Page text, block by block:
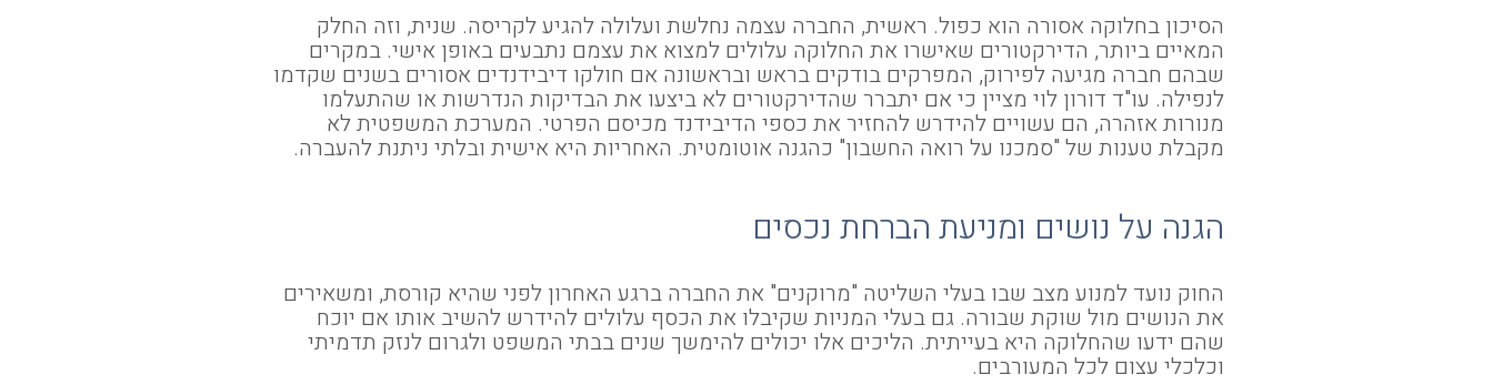
הסיכון בחלוקה אסורה הוא כפול. ראשית, החברה עצמה נחלשת ועלולה להגיע לקריסה. שנית, וזה החלק
המאיים ביותר, הדירקטורים שאישרו את החלוקה עלולים למצוא את עצמם נתבעים באופן אישי. במקרים
שבהם חברה מגיעה לפירוק, המפרקים בודקים בראש ובראשונה אם חולקו דיבידנדים אסורים בשנים שקדמו
לנפילה. עו"ד דורון לוי מציין כי אם יתברר שהדירקטורים לא ביצעו את הבדיקות הנדרשות או שהתעלמו
מנורות אזהרה, הם עשויים להידרש להחזיר את כספי הדיבידנד מכיסם הפרטי. המערכת המשפטית לא
מקבלת טענות של "סמכנו על רואה החשבון" כהגנה אוטומטית. האחריות היא אישית ובלתי ניתנת להעברה.
הגנה על נושים ומניעת הברחת נכסים
החוק נועד למנוע מצב שבו בעלי השליטה "מרוקנים" את החברה ברגע האחרון לפני שהיא קורסת, ומשאירים
את הנושים מול שוקת שבורה. גם בעלי המניות שקיבלו את הכסף עלולים להידרש להשיב אותו אם יוכח
שהם ידעו שהחלוקה היא בעייתית. הליכים אלו יכולים להימשך שנים בבתי המשפט ולגרום לנזק תדמיתי
וכלכלי עצום לכל המעורבים.